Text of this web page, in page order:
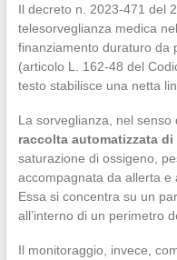
Il decreto n. 2023-471 del
telesorveglianza medica
finanziamento duraturo da
(articolo L. 162-48 del
testo stabilisce una netta
La sorveglianza, nel
raccolta automatizzata
saturazione di ossigeno,
accompagnata da allerta e
Essa si concentra su un
all’interno di un perimetro
Il monitoraggio, invece,